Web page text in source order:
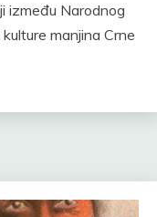
između Narodnog
manjina Crne